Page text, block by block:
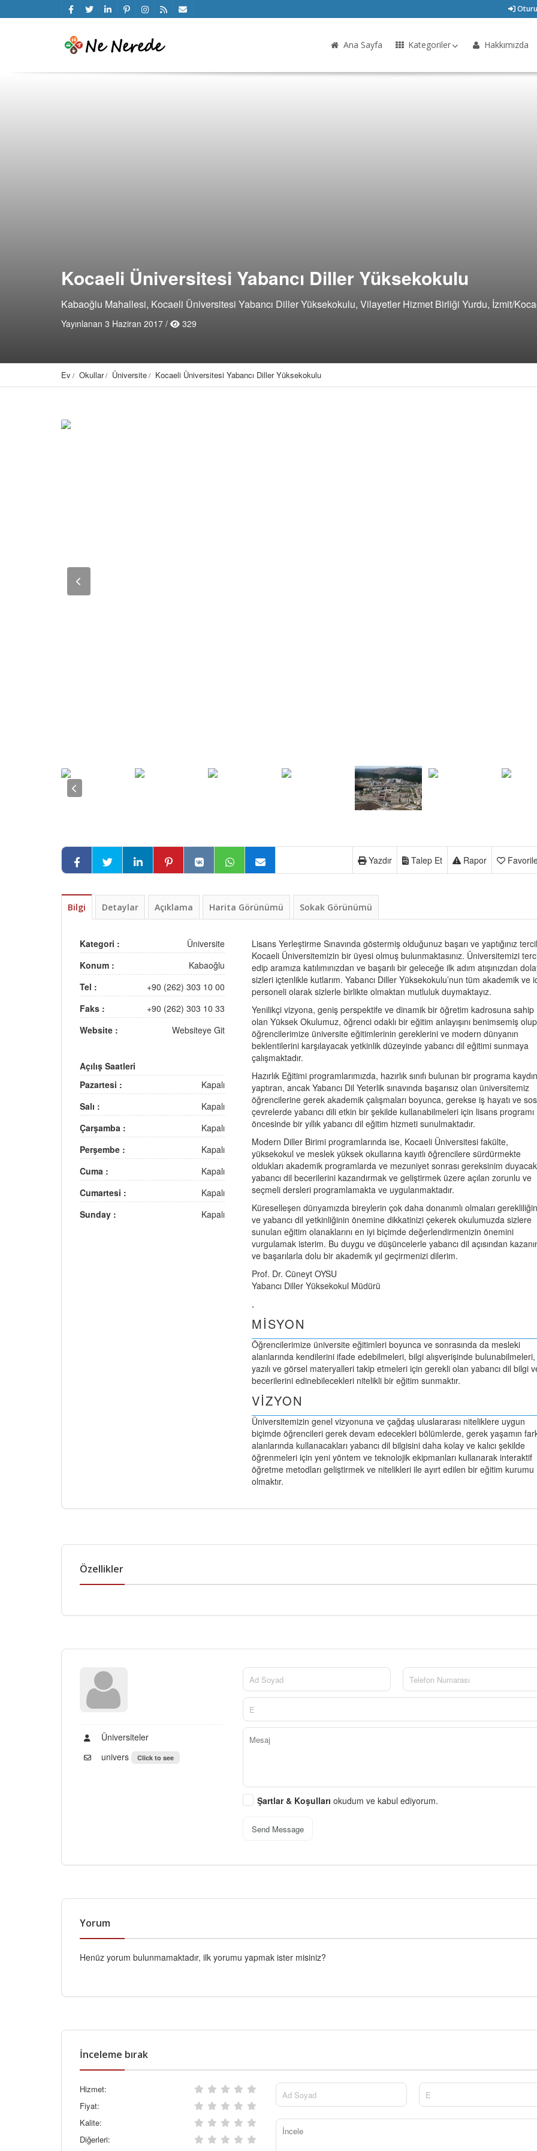
Ana Sayfa Kategoriler Hakkımızda
Kocaeli Üniversitesi Yabancı Diller Yüksekokulu
Kabaoğlu Mahallesi, Kocaeli Üniversitesi Yabancı Diller Yüksekokulu, Vilayetler Hizmet Birliği Yurdu, İzmit/
Yayınlanan 3 Haziran 2017 / 329
Ev Okullar Üniversite Kocaeli Üniversitesi Yabancı Diller Yüksekokulu
Rapor
Talep Et
Yazdır
Bilgi Detaylar Açıklama Harita Görünümü Sokak Görünümü
Kategori :
Üniversite
Konum :
Kabaoğlu
Tel :
+90 (262) 303 10 00
Faks :
+90 (262) 303 10 33
Website :
Websiteye Git
Açılış Saatleri
Pazartesi :
Kapalı
Salı :
Kapalı
Çarşamba :
Kapalı
Perşembe :
Kapalı
Cuma :
Kapalı
Cumartesi :
Kapalı
Sunday :
Kapalı
Lisans Yerleştirme Sınavında göstermiş olduğunuz başarı ve yaptığınız
Kocaeli Üniversitemizin bir üyesi olmuş bulunmaktasınız. Üniversitemizi
edip aramıza katılımınızdan ve başarılı bir geleceğe ilk adım atışınızdan
sizleri içtenlikle kutlarım. Yabancı Diller Yüksekokulu’nun tüm akademik ve
personeli olarak sizlerle birlikte olmaktan mutluluk duymaktayız.
Yenilikçi vizyona, geniş perspektife ve dinamik bir öğretim kadrosuna sahip
olan Yüksek Okulumuz, öğrenci odaklı bir eğitim anlayışını benimsemiş olup
öğrencilerimize üniversite eğitimlerinin gereklerini ve modern dünyanın
beklentilerini karşılayacak yetkinlik düzeyinde yabancı dil eğitimi sunmaya
çalışmaktadır.
Hazırlık Eğitimi programlarımızda, hazırlık sınıfı bulunan bir programa
yaptıran, ancak Yabancı Dil Yeterlik sınavında başarısız olan üniversitemiz
öğrencilerine gerek akademik çalışmaları boyunca, gerekse iş hayatı ve
çevrelerde yabancı dili etkin bir şekilde kullanabilmeleri için lisans programı
öncesinde bir yıllık yabancı dil eğitim hizmeti sunulmaktadır.
Modern Diller Birimi programlarında ise, Kocaeli Üniversitesi fakülte,
yüksekokul ve meslek yüksek okullarına kayıtlı öğrencilere sürdürmekte
oldukları akademik programlarda ve mezuniyet sonrası gereksinim
yabancı dil becerilerini kazandırmak ve geliştirmek üzere açılan zorunlu ve
seçmeli dersleri programlamakta ve uygulanmaktadır.
Küreselleşen dünyamızda bireylerin çok daha donanımlı olmaları
ve yabancı dil yetkinliğinin önemine dikkatinizi çekerek okulumuzda sizlere
sunulan eğitim olanaklarını en iyi biçimde değerlendirmenizin önemini
vurgulamak isterim. Bu duygu ve düşüncelerle yabancı dil açısından
ve başarılarla dolu bir akademik yıl geçirmenizi dilerim.
Prof. Dr. Cüneyt OYSU
Yabancı Diller Yüksekokul Müdürü
,
MİSYON
Öğrencilerimize üniversite eğitimleri boyunca ve sonrasında da mesleki
alanlarında kendilerini ifade edebilmeleri, bilgi alışverişinde bulunabilmeleri,
yazılı ve görsel materyalleri takip etmeleri için gerekli olan yabancı dil bilgi
becerilerini edinebilecekleri nitelikli bir eğitim sunmaktır.
VİZYON
Üniversitemizin genel vizyonuna ve çağdaş uluslararası niteliklere uygun
biçimde öğrencileri gerek devam edecekleri bölümlerde, gerek yaşamın
alanlarında kullanacakları yabancı dil bilgisini daha kolay ve kalıcı şekilde
öğrenmeleri için yeni yöntem ve teknolojik ekipmanları kullanarak interaktif
öğretme metodları geliştirmek ve nitelikleri ile ayırt edilen bir eğitim kurumu
olmaktır.
Özellikler
Üniversiteler
univers
Click to see
Şartlar & Koşulları okudum ve kabul ediyorum.
Send Message
Yorum
Henüz yorum bulunmamaktadır, ilk yorumu yapmak ister misiniz?
İnceleme bırak
Hizmet:
Fiyat:
Kalite:
Diğerleri: